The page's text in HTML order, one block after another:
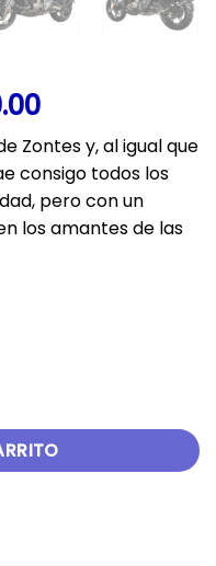
El
precio
actual
es:
S/.18,350.00.
Zontes y, al igual que
consigo todos los
pero con un
los amantes de las